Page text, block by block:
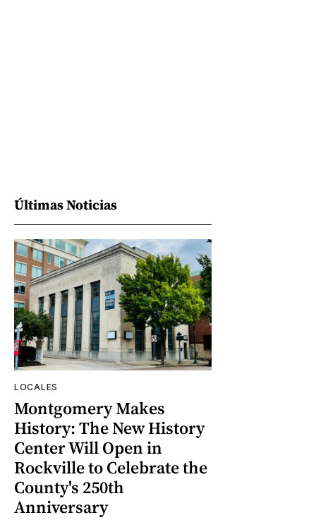
Últimas Noticias
LOCALES
Montgomery Makes
History: The New History
Center Will Open in
Rockville to Celebrate the
County's 250th
Anniversary